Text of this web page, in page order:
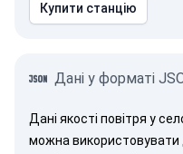
Купити станцію
Дані у форматі
Дані якості повітря у
можна